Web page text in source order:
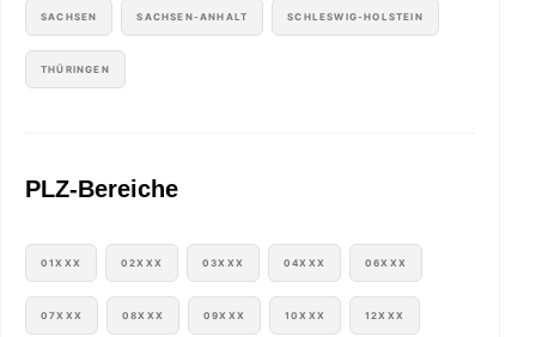
SACHSEN SACHSEN-ANHALT SCHLESWIG-HOLSTEIN
THÜRINGEN
PLZ-Bereiche
01XXX 02XXX 03XXX 04XXX 06XXX
07XXX 08XXX 09XXX 10XXX 12XXX